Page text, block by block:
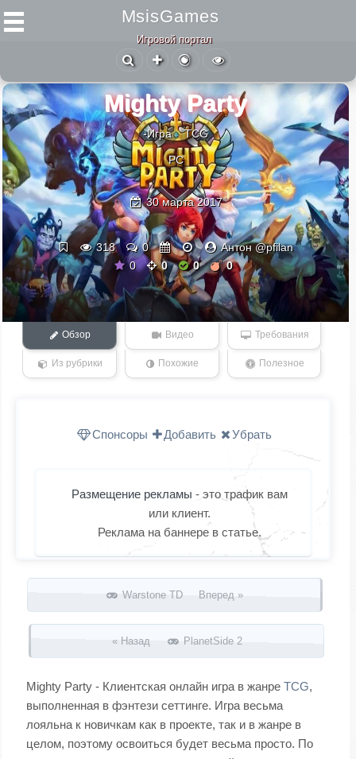
MsisGames
Игровой портал
Mighty Party
-Игра TCG
PC
30 марта 2017
318 0
Антон @pfilan
0
0 0 0
Обзор Видео Требования
Из рубрики Похожие Полезное
Спонсоры Добавить Убрать
Размещение рекламы - это трафик вам
или клиент.
Реклама на баннере в статье.
Запись навигация
Warstone TD Вперед »
« Назад PlanetSide 2
Mighty Party - Клиентская онлайн игра в жанре TCG,
выполненная в фэнтези сеттинге. Игра весьма
лояльна к новичкам как в проекте, так и в жанре в
целом, поэтому освоиться будет весьма просто. По